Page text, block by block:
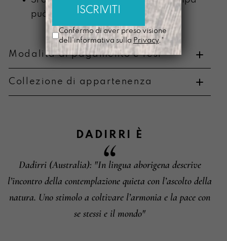
può scolorire
Modalità di pagamento e resi
Informazioni su cambi e resi
Collezione di appartenenza
DADIRRI È
Dadirri (Australia): "In lingua aborigena descrive
l’incontro della contemplazione quieta con l’ascolto della
natura. Uno stimolo a coltivare l’armonia e la pace con
se stessi e il mondo"
Confermo di aver preso visione
dell'informativa sulla Privacy.*